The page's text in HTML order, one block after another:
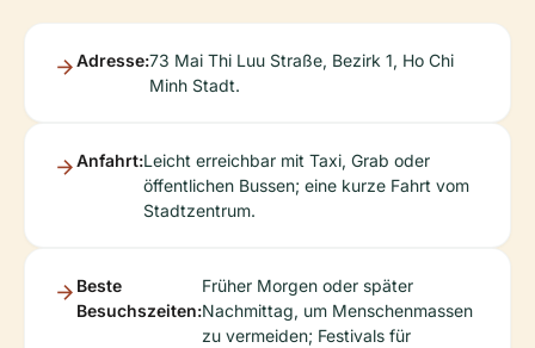
Adresse:73 Mai Thi Luu Straße, Bezirk 1, Ho Chi
Minh Stadt.
Anfahrt:Leicht erreichbar mit Taxi, Grab oder
öffentlichen Bussen; eine kurze Fahrt vom
Stadtzentrum.
Beste
Besuchszeiten:
Früher Morgen oder später
Nachmittag, um Menschenmassen
zu vermeiden; Festivals für